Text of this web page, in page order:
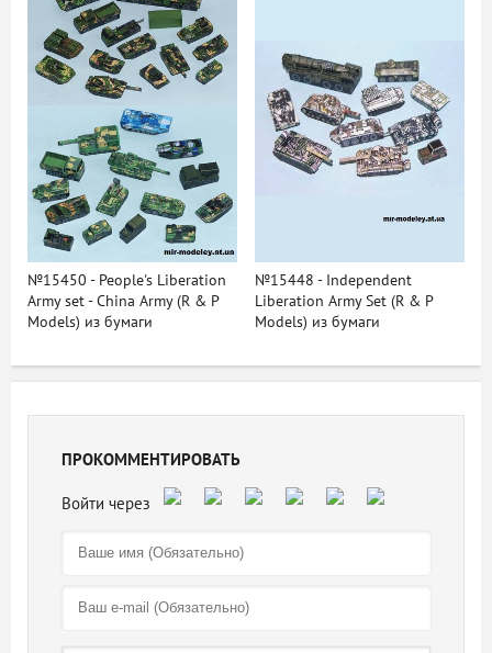
№15450 - People's Liberation
Army set - China Army (R & P
Models) из бумаги
№15448 - Independent
Liberation Army Set (R & P
Models) из бумаги
ПРОКОММЕНТИРОВАТЬ